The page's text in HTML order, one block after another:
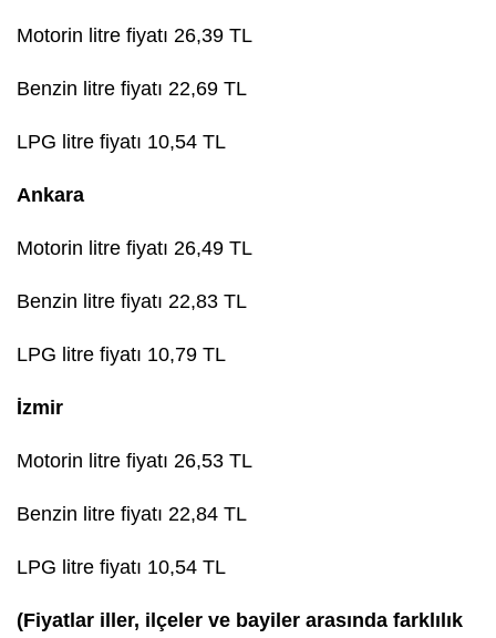
Motorin litre fiyatı 26,39 TL
Benzin litre fiyatı 22,69 TL
LPG litre fiyatı 10,54 TL
Ankara
Motorin litre fiyatı 26,49 TL
Benzin litre fiyatı 22,83 TL
LPG litre fiyatı 10,79 TL
İzmir
Motorin litre fiyatı 26,53 TL
Benzin litre fiyatı 22,84 TL
LPG litre fiyatı 10,54 TL
(Fiyatlar iller, ilçeler ve bayiler arasında farklılık